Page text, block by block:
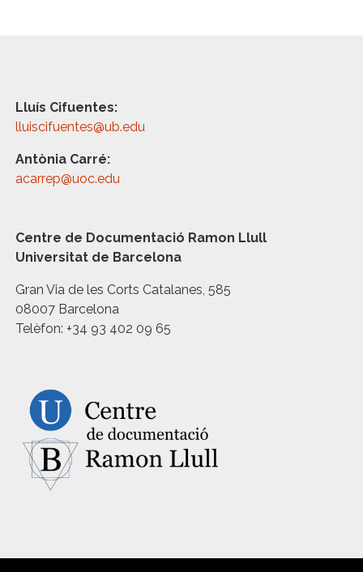
Lluís Cifuentes:
lluiscifuentes@ub.edu
Antònia Carré:
acarrep@uoc.edu
Centre de Documentació Ramon Llull
Universitat de Barcelona
Gran Via de les Corts Catalanes, 585
08007 Barcelona
Telèfon: +34 93 402 09 65